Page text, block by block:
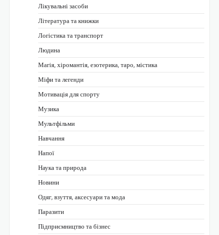
Лікувальні засоби
Література та книжки
Логістика та транспорт
Людина
Магія, хіромантія, езотерика, таро, містика
Міфи та легенди
Мотивація для спорту
Музика
Мультфільми
Навчання
Напої
Наука та природа
Новини
Одяг, взуття, аксесуари та мода
Паразити
Підприємництво та бізнес